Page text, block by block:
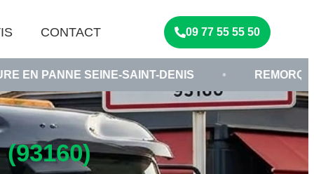
CONTACT 09 77 55 55 50
SAINT-DENIS • REMORQUAGE VHU ÎLE-